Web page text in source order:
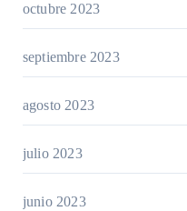
octubre 2023
septiembre 2023
agosto 2023
julio 2023
junio 2023